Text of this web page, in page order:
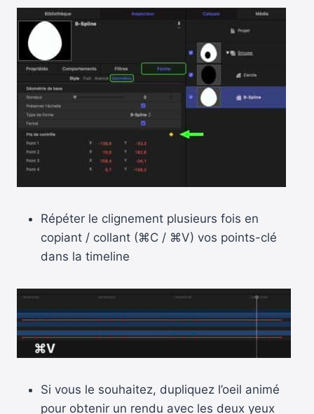
Répéter le clignement plusieurs fois en
copiant / collant (⌘C / ⌘V) vos points-clé
dans la timeline
Si vous le souhaitez, dupliquez l’oeil animé
pour obtenir un rendu avec les deux yeux